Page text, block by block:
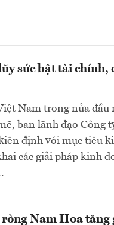
sức bật tài chính,
Nam trong nửa đầu
ban lãnh đạo Công
định với mục tiêu
các giải pháp kinh
Nam Hoa tăng